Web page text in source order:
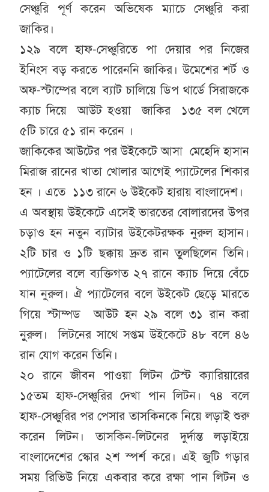
সেঞ্চুরি পূর্ণ করেন অভিষেক ম্যাচে সেঞ্চুরি করা
জাকির।
১২৯ বলে হাফ-সেঞ্চুরিতে পা দেয়ার পর নিজের
ইনিংস বড় করতে পারেননি জাকির। উমেশের শর্ট ও
অফ-স্টাম্পের বলে ব্যাট চালিয়ে ডিপ থার্ডে সিরাজকে
ক্যাচ দিয়ে আউট হওয়া জাকির ১৩৫ বল খেলে
৫টি চারে ৫১ রান করেন ।
জাকিকের আউটের পর উইকেটে আসা মেহেদি হাসান
মিরাজ রানের খাতা খোলার আগেই প্যাটেলের শিকার
হন । এতে ১১৩ রানে ৬ উইকেট হারায় বাংলাদেশ।
এ অবস্থায় উইকেটে এসেই ভারতের বোলারদের উপর
চড়াও হন নতুন ব্যাটার উইকেটরক্ষক নুরুল হাসান।
২টি চার ও ১টি ছক্কায় দ্রুত রান তুলছিলেন তিনি।
প্যাটেলের বলে ব্যক্তিগত ২৭ রানে ক্যাচ দিয়ে বেঁচে
যান নুরুল। ঐ প্যাটেলের বলে উইকেট ছেড়ে মারতে
গিয়ে স্টাম্পড আউট হন ২৯ বলে ৩১ রান করা
নুুরুল। লিটনের সাথে সপ্তম উইকেটে ৪৮ বলে ৪৬
রান যোগ করেন তিনি।
২০ রানে জীবন পাওয়া লিটন টেস্ট ক্যারিয়ারের
১৫তম হাফ-সেঞ্চুরির দেখা পান লিটন। ৭৪ বলে
হাফ-সেঞ্চুরির পর পেসার তাসকিনকে নিয়ে লড়াই শুরু
করেন লিটন। তাসকিন-লিটনের দুর্দান্ত লড়াইয়ে
বাংলাদেশের স্কোর ২শ স্পর্শ করে। এই জুটি গড়ার
সময় রিভিউ নিয়ে একবার করে রক্ষা পান লিটন ও